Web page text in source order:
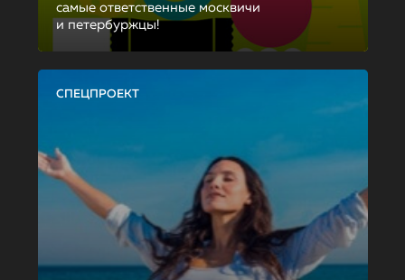
самые ответственные москвичи
и петербуржцы!
СПЕЦПРОЕКТ